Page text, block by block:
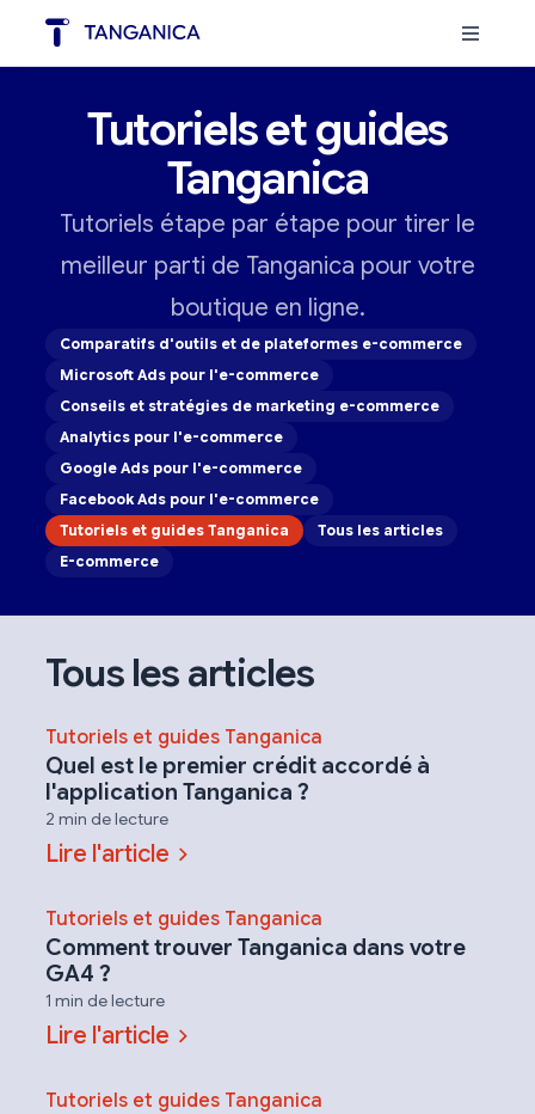
Tutoriels et guides
Tanganica
Tutoriels étape par étape pour tirer le
meilleur parti de Tanganica pour votre
boutique en ligne.
Comparatifs d'outils et de plateformes e-commerce
Microsoft Ads pour l'e-commerce
Conseils et stratégies de marketing e-commerce
Analytics pour l'e-commerce
Google Ads pour l'e-commerce
Facebook Ads pour l'e-commerce
Tutoriels et guides Tanganica
Tous les articles
E-commerce
Tous les articles
Tutoriels et guides Tanganica
Quel est le premier crédit accordé à
l'application Tanganica ?
2 min de lecture
Lire l'article
Tutoriels et guides Tanganica
Comment trouver Tanganica dans votre
GA4 ?
1 min de lecture
Lire l'article
Tutoriels et guides Tanganica